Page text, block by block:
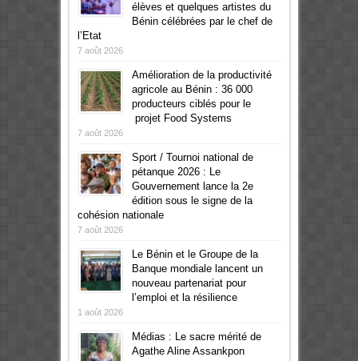
élèves et quelques artistes du
Bénin célébrées par le chef de
l’Etat
7 août 2026
Amélioration de la productivité
agricole au Bénin : 36 000
producteurs ciblés pour le
projet Food Systems
7 août 2026
Sport / Tournoi national de
pétanque 2026 : Le
Gouvernement lance la 2e
édition sous le signe de la
cohésion nationale
7 août 2026
Le Bénin et le Groupe de la
Banque mondiale lancent un
nouveau partenariat pour
l’emploi et la résilience
1 août 2026
Médias : Le sacre mérité de
Agathe Aline Assankpon